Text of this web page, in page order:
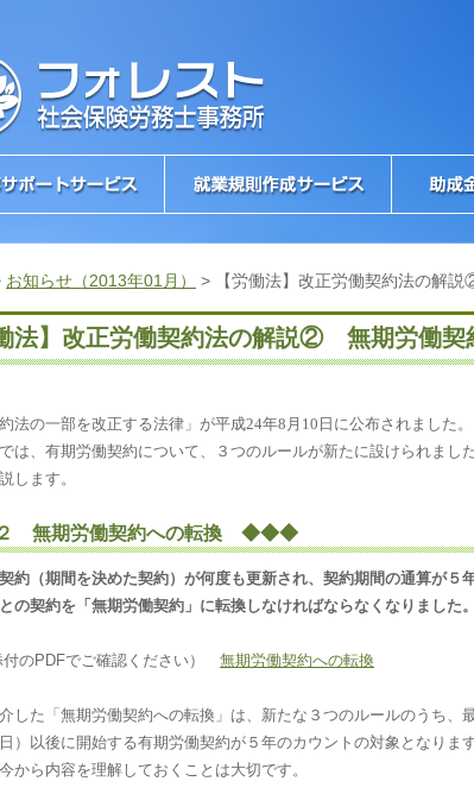
お知らせ（2013年01月） > 【労働法】改正労働契約法の解
法】改正労働契約法の解説② 無期労働契
約法の一部を改正する法律」が平成24年8 月 10 日に公布されました。
は、有期労働契約について、３つのルールが新たに設けられまし
します。
期労働契約への転換 ◆◆◆
約（期間を決めた契約）が何度も更新され、契約期間の通算が５
の契約を「無期労働契約」に転換しなければならなくなりました。
付のPDFでご確認ください） 無期労働契約への転換
した「無期労働契約への転換」は、新たな３つのルールのうち、
）以後に開始する有期労働契約が５年のカウントの対象となりま
から内容を理解しておくことは大切です。